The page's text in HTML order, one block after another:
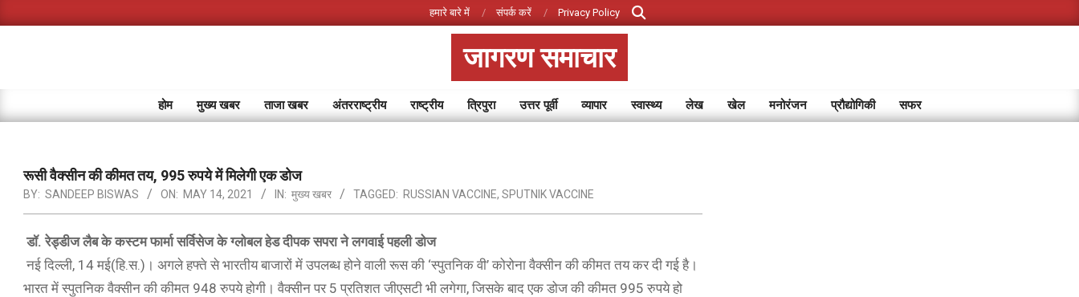
to
हमारे बारे में संपर्क करें Privacy Policy
Search
जागरण समाचार
Primary
होम मुख्य खबर ताजा खबर अंतरराष्ट्रीय राष्ट्रीय त्रिपुरा उत्तर पूर्वी व्यापार स्वास्थ्य लेख खेल मनोरंजन प्रौद्योगिकी सफर
रूसी वैक्सीन की कीमत तय, 995 रुपये में मिलेगी एक डोज
BY: SANDEEP BISWAS ON: MAY 14, 2021 IN: मुख्य खबर TAGGED: RUSSIAN VACCINE, SPUTNIK VACCINE
डॉ. रेड्डीज लैब के कस्टम फार्मा सर्विसेज के ग्लोबल हेड दीपक सपरा ने लगवाई पहली डोज
नई दिल्ली, 14 मई(हि.स.)। अगले हफ्ते से भारतीय बाजारों में उपलब्ध होने वाली रूस की ‘स्पुतनिक वी’ कोरोना वैक्सीन की कीमत तय कर दी गई है।
भारत में स्पुतनिक वैक्सीन की कीमत 948 रुपये होगी। वैक्सीन पर 5 प्रतिशत जीएसटी भी लगेगा, जिसके बाद एक डोज की कीमत 995 रुपये हो